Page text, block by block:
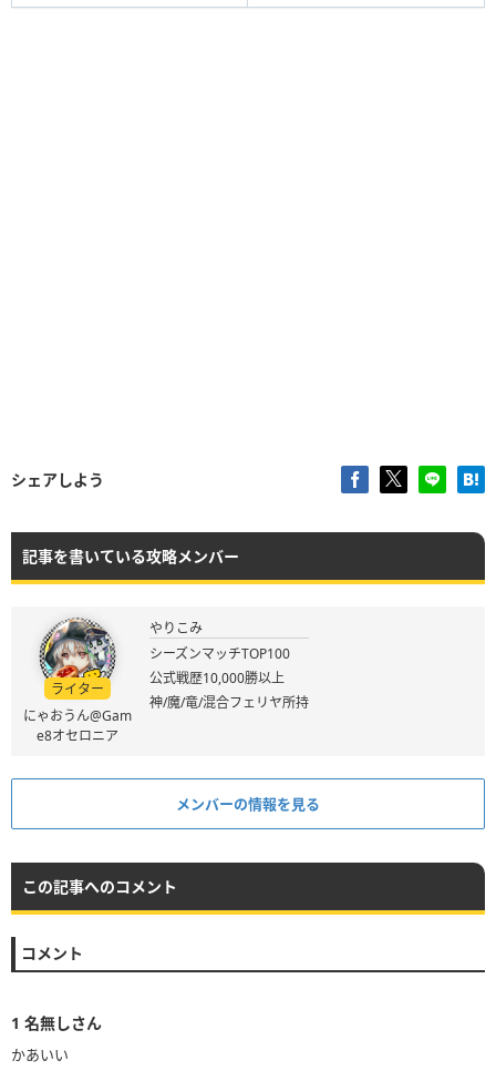
シェアしよう
記事を書いている攻略メンバー
ライター
にゃおうん@Gam
e8オセロニア
やりこみ
シーズンマッチTOP100
公式戦歴10,000勝以上
神/魔/竜/混合フェリヤ所持
メンバーの情報を見る
この記事へのコメント
コメント
1 名無しさん
かあいい